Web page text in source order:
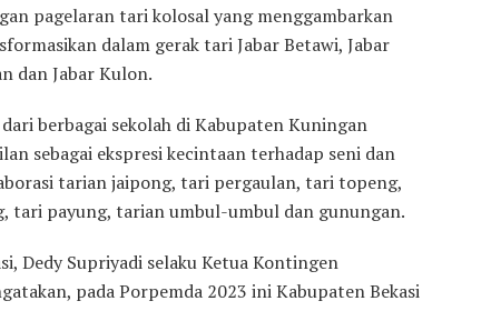
pagelaran tari kolosal yang menggambarkan
dalam gerak tari Jabar Betawi, Jabar
dan Jabar Kulon.
berbagai sekolah di Kabupaten Kuningan
sebagai ekspresi kecintaan terhadap seni dan
tarian jaipong, tari pergaulan, tari topeng,
tari payung, tarian umbul-umbul dan gunungan.
Dedy Supriyadi selaku Ketua Kontingen
pada Porpemda 2023 ini Kabupaten Bekasi